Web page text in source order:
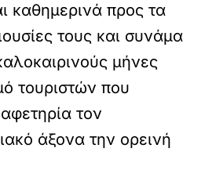
καθημερινά προς τα
τους και συνάμα
μήνες
τουριστών που
τον
άξονα την ορεινή